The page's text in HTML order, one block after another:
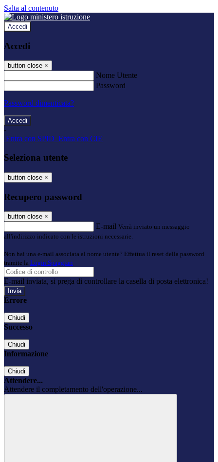
Salta al contenuto
Accedi
Accedi
button close ×
Nome Utente
Password
Password dimenticata?
-
Entra con SPID Entra con CIE
Seleziona utente
button close ×
Recupero password
button close ×
E-mail Verrà inviato un messaggio
all'indirizzo indicato con le istruzioni necessarie.
Non hai una e-mail associata al nome utente? Effettua il reset della password
tramite la Login Spaggiari
E-mail inviata, si prega di controllare la casella di posta elettronica!
Errore
Chiudi
Successo
Chiudi
Informazione
Chiudi
Attendere...
Attendere il completamento dell'operazione...